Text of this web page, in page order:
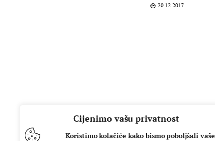
Cijenimo vašu privatnost
Koristimo kolačiće kako bismo poboljšali vaše
20.12.2017.